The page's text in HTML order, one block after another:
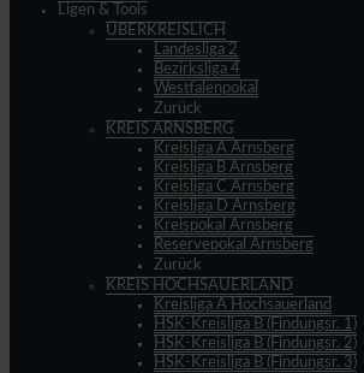
Ligen & Tools
ÜBERKREISLICH
Landesliga 2
Bezirksliga 4
Westfalenpokal
Zurück
KREIS ARNSBERG
Kreisliga A Arnsberg
Kreisliga B Arnsberg
Kreisliga C Arnsberg
Kreisliga D Arnsberg
Kreispokal Arnsberg
Reservepokal Arnsberg
Zurück
KREIS HOCHSAUERLAND
Kreisliga A Hochsauerland
HSK-Kreisliga B (Findungsr. 1)
HSK-Kreisliga B (Findungsr. 2)
HSK-Kreisliga B (Findungsr. 3)